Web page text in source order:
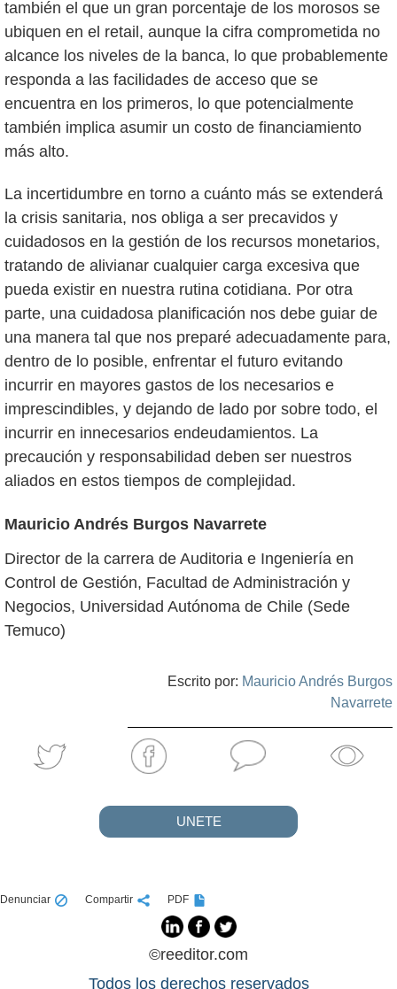
también el que un gran porcentaje de los morosos se
ubiquen en el retail, aunque la cifra comprometida no
alcance los niveles de la banca, lo que probablemente
responda a las facilidades de acceso que se
encuentra en los primeros, lo que potencialmente
también implica asumir un costo de financiamiento
más alto.
La incertidumbre en torno a cuánto más se extenderá
la crisis sanitaria, nos obliga a ser precavidos y
cuidadosos en la gestión de los recursos monetarios,
tratando de alivianar cualquier carga excesiva que
pueda existir en nuestra rutina cotidiana. Por otra
parte, una cuidadosa planificación nos debe guiar de
una manera tal que nos preparé adecuadamente para,
dentro de lo posible, enfrentar el futuro evitando
incurrir en mayores gastos de los necesarios e
imprescindibles, y dejando de lado por sobre todo, el
incurrir en innecesarios endeudamientos. La
precaución y responsabilidad deben ser nuestros
aliados en estos tiempos de complejidad.
Mauricio Andrés Burgos Navarrete
Director de la carrera de Auditoria e Ingeniería en
Control de Gestión, Facultad de Administración y
Negocios, Universidad Autónoma de Chile (Sede
Temuco)
Escrito por: Mauricio Andrés Burgos
Navarrete
UNETE
Denunciar Compartir PDF
©reeditor.com
Todos los derechos reservados